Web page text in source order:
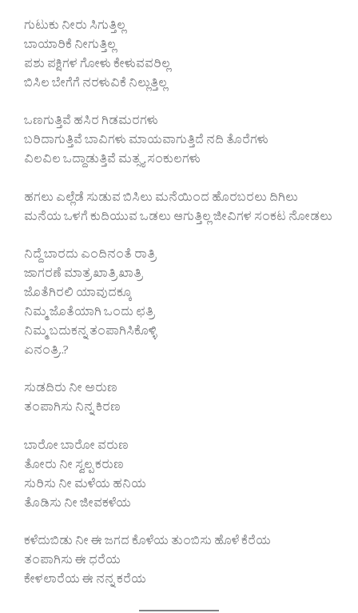
ಗುಟುಕು ನೀರು ಸಿಗುತ್ತಿಲ್ಲ
ಬಾಯಾರಿಕೆ ನೀಗುತ್ತಿಲ್ಲ
ಪಶು ಪಕ್ಷಿಗಳ ಗೋಳು ಕೇಳುವವರಿಲ್ಲ
ಬಿಸಿಲ ಬೇಗೆಗೆ ನರಳುವಿಕೆ ನಿಲ್ಲುತ್ತಿಲ್ಲ
ಒಣಗುತ್ತಿವೆ ಹಸಿರ ಗಿಡಮರಗಳು
ಬರಿದಾಗುತ್ತಿವೆ ಬಾವಿಗಳು ಮಾಯವಾಗುತ್ತಿದೆ ನದಿ ತೊರೆಗಳು
ವಿಲವಿಲ ಒದ್ದಾಡುತ್ತಿವೆ ಮತ್ಸ್ಯ ಸಂಕುಲಗಳು
ಹಗಲು ಎಲ್ಲೆಡೆ ಸುಡುವ ಬಿಸಿಲು ಮನೆಯಿಂದ ಹೊರಬರಲು ದಿಗಿಲು
ಮನೆಯ ಒಳಗೆ ಕುದಿಯುವ ಒಡಲು ಆಗುತ್ತಿಲ್ಲ ಜೀವಿಗಳ ಸಂಕಟ ನೋಡಲು
ನಿದ್ದೆ ಬಾರದು ಎಂದಿನಂತೆ ರಾತ್ರಿ
ಜಾಗರಣೆ ಮಾತ್ರ ಖಾತ್ರಿ ಖಾತ್ರಿ
ಜೊತೆಗಿರಲಿ ಯಾವುದಕ್ಕೂ
ನಿಮ್ಮ ಜೊತೆಯಾಗಿ ಒಂದು ಛತ್ರಿ
ನಿಮ್ಮ ಬದುಕನ್ನ ತಂಪಾಗಿಸಿಕೊಳ್ಳಿ
ಏನಂತ್ರಿ..?
ಸುಡದಿರು ನೀ ಅರುಣ
ತಂಪಾಗಿಸು ನಿನ್ನ ಕಿರಣ
ಬಾರೋ ಬಾರೋ ವರುಣ
ತೋರು ನೀ ಸ್ವಲ್ಪ ಕರುಣ
ಸುರಿಸು ನೀ ಮಳೆಯ ಹನಿಯ
ತೊಡಿಸು ನೀ ಜೀವಕಳೆಯ
ಕಳೆದುಬಿಡು ನೀ ಈ ಜಗದ ಕೊಳೆಯ ತುಂಬಿಸು ಹೊಳೆ ಕೆರೆಯ
ತಂಪಾಗಿಸು ಈ ಧರೆಯ
ಕೇಳಲಾರೆಯ ಈ ನನ್ನ ಕರೆಯ